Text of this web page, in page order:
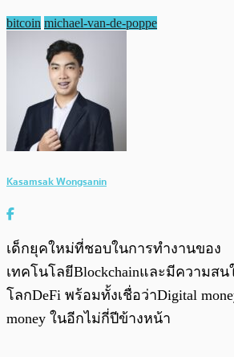
bitcoin michael-van-de-poppe
Kasamsak Wongsanin
เด็กยุคใหม่ที่ชอบในการทำงานของ
เทคโนโลยีBlockchainและมีความส
โลกDeFi พร้อมทั้งเชื่อว่าDigital
money ในอีกไม่กี่ปีข้างหน้า